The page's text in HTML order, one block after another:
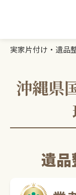
遺品整
業者を
ランキ
実家片付け・遺品
沖縄県
遺